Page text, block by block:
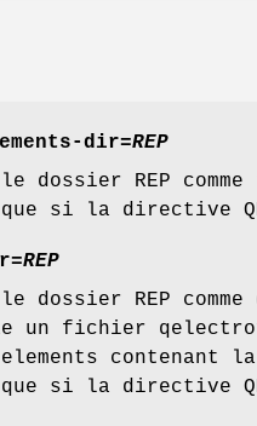
dir=REP
dossier REP
si la directive
=REP
dossier REP
un fichier
si la directive